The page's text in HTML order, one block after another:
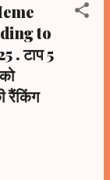
to
. टाप 5
रैंकिंग